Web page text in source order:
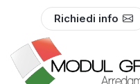
Richiedi info